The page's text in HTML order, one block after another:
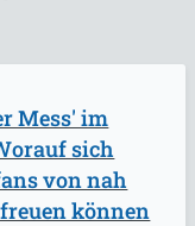
Mess' im
sich
von nah
können